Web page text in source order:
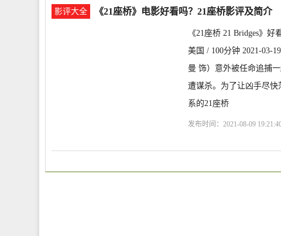
影评大全 《21座桥》电影好看吗？21座桥影评及简介
《21座桥 21 Bridges》
美国 / 100分钟 2021-03-
曼 饰）意外被任命追捕
遭谋杀。为了让凶手尽
系的21座桥
发布时间：2021-08-09